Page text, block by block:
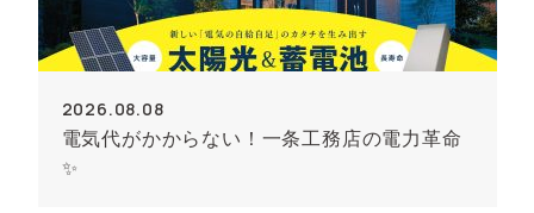
2026.08.08
電気代がかからない！一条工務店の電力革命
✨